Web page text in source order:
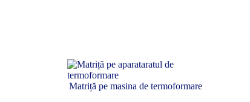
Matriță pe masina de termoformare